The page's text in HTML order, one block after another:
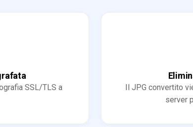
SSL/TLS a
Il JPG convertito
server